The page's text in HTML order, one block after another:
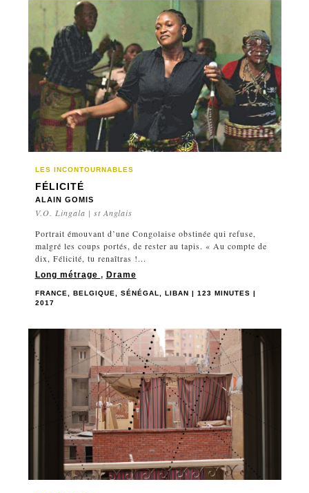
LES INCONTOURNABLES
FÉLICITÉ
ALAIN GOMIS
V.O. Lingala | st Anglais
Portrait émouvant d’une Congolaise obstinée qui refuse,
malgré les coups portés, de rester au tapis. « Au compte de
dix, Félicité, tu renaîtras !...
Long métrage , Drame
FRANCE, BELGIQUE, SÉNÉGAL, LIBAN | 123 MINUTES |
2017